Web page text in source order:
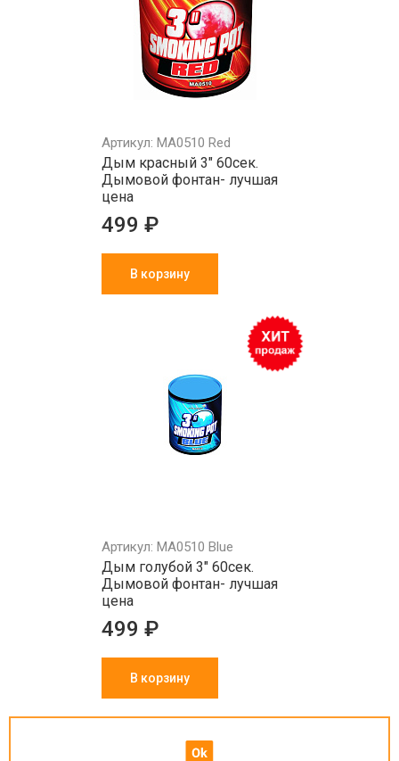
Артикул: MA0510 Red
Дым красный 3" 60сек.
Дымовой фонтан- лучшая
цена
499 ₽
В корзину
Артикул: MA0510 Blue
Дым голубой 3" 60сек.
Дымовой фонтан- лучшая
цена
499 ₽
В корзину